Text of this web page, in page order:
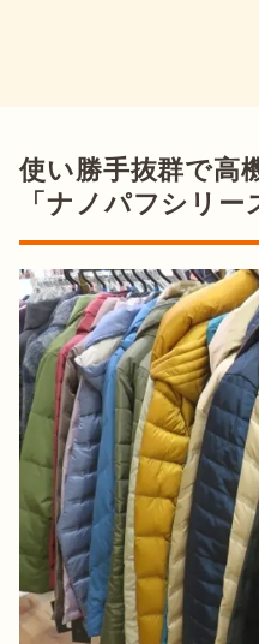
使い勝手抜群で高
「ナノパフシリー